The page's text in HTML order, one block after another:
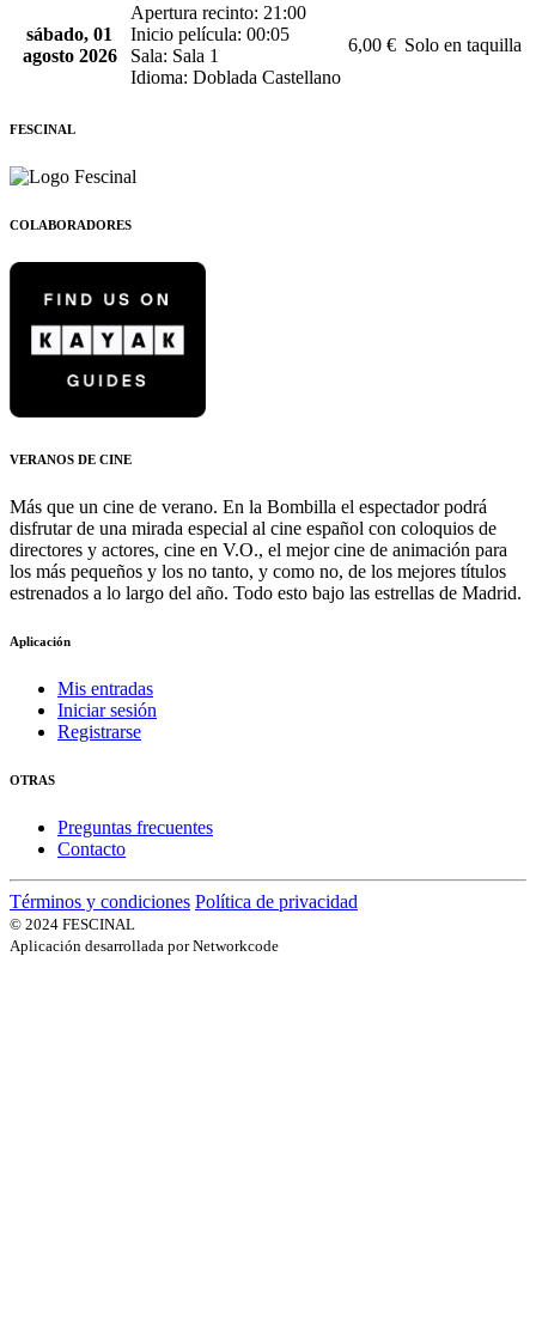
sábado, 01
agosto 2026
Apertura recinto: 21:00
Inicio película: 00:05
Sala: Sala 1
Idioma: Doblada Castellano
6,00 € Solo en taquilla
FESCINAL
COLABORADORES
VERANOS DE CINE
Más que un cine de verano. En la Bombilla el espectador podrá
disfrutar de una mirada especial al cine español con coloquios de
directores y actores, cine en V.O., el mejor cine de animación para
los más pequeños y los no tanto, y como no, de los mejores títulos
estrenados a lo largo del año. Todo esto bajo las estrellas de Madrid.
Aplicación
Mis entradas
Iniciar sesión
Registrarse
OTRAS
Preguntas frecuentes
Contacto
Términos y condiciones Política de privacidad
© 2024 FESCINAL
Aplicación desarrollada por Networkcode